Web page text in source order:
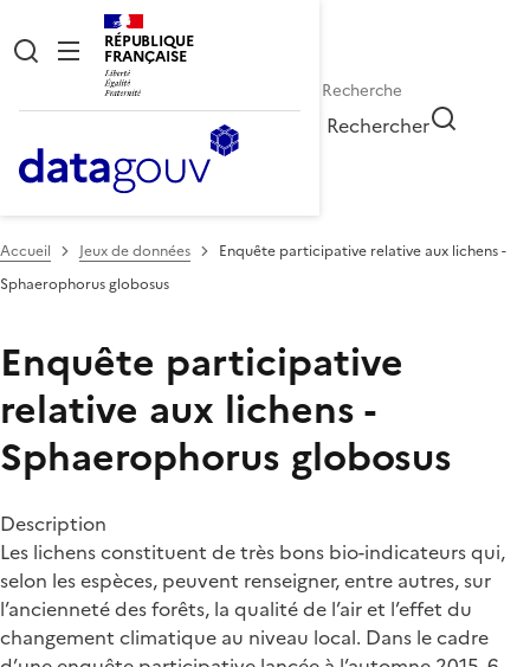
RÉPUBLIQUE
FRANÇAISE
Rechercher
Accueil Jeux de données
Enquête participative relative aux lichens -
Sphaerophorus globosus
Enquête participative
relative aux lichens -
Sphaerophorus globosus
Description
Les lichens constituent de très bons bio-indicateurs qui,
selon les espèces, peuvent renseigner, entre autres, sur
l’ancienneté des forêts, la qualité de l’air et l’effet du
changement climatique au niveau local. Dans le cadre